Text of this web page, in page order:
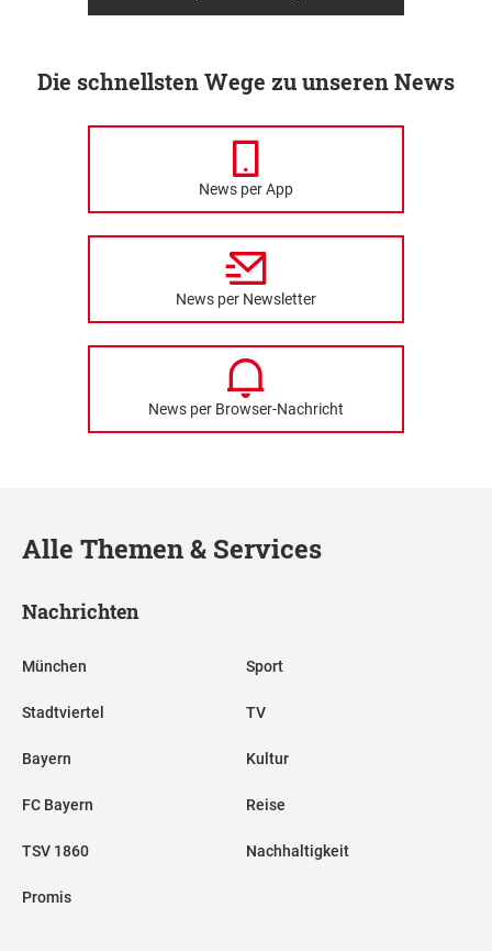
Die schnellsten Wege zu unseren News
News per App
News per Newsletter
News per Browser-Nachricht
Alle Themen & Services
Nachrichten
München
Stadtviertel
Bayern
FC Bayern
TSV 1860
Promis
Sport
TV
Kultur
Reise
Nachhaltigkeit